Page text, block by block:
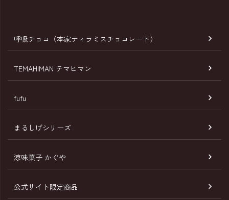
呼吸チョコ（本家ティラミスチョコレート）
TEMAHIMAN テマヒマン
fufu
まるしげシリーズ
涼味菓子 かぐや
公式サイト限定商品